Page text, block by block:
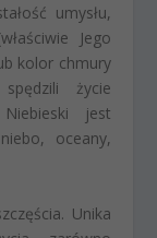
umysłu,
Jego
kolor chmury
życie
jest
oceany,
Unika